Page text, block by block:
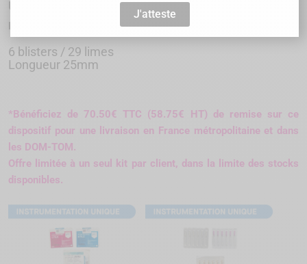
Unique
FANTA
6 blisters / 29 limes
Longueur 25mm
*Bénéficiez de 70.50€ TTC (58.75€ HT) de remise sur ce
dispositif pour une livraison en France métropolitaine et dans
les DOM-TOM.
Offre limitée à un seul kit par client, dans la limite des stocks
disponibles.
J'atteste